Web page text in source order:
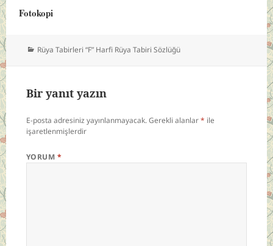
Fotokopi
Kategoriler
Rüya Tabirleri “F” Harfi Rüya Tabiri Sözlüğü
Bir yanıt yazın
E-posta adresiniz yayınlanmayacak.Gerekli alanlar* ile
işaretlenmişlerdir
YORUM *